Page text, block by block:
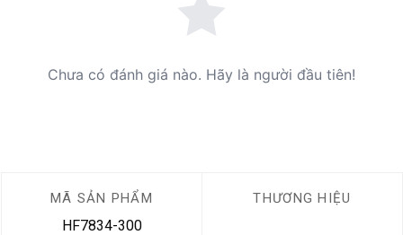
Chưa có đánh giá nào. Hãy là người đầu tiên!
MÃ SẢN PHẨM
HF7834-300
THƯƠNG HIỆU